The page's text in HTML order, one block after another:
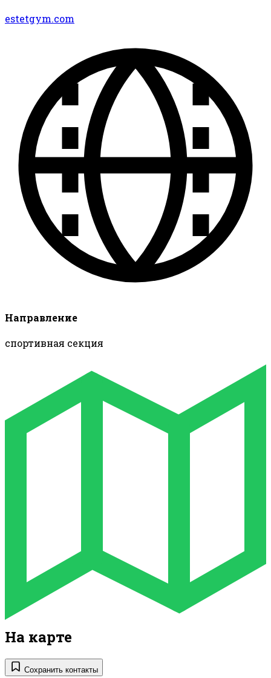
estetgym.com
Направление
спортивная секция
На карте
Сохранить контакты